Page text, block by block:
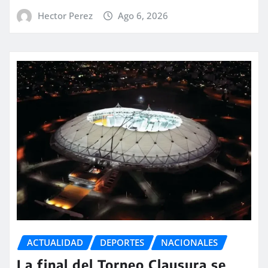
Hector Perez Ago 6, 2026
ACTUALIDAD DEPORTES NACIONALES
La final del Torneo Clausura se